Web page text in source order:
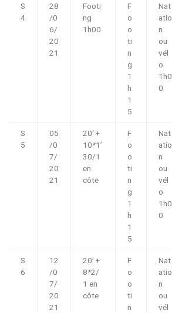
S
4
28
/0
6/
20
21
Footi
ng
1h00
F
o
o
ti
n
g
1
h
1
5
Nat
atio
n
ou
vél
o
1h0
0
S
5
05
/0
7/
20
21
20′ +
10*1’
30/1
en
côte
F
o
o
ti
n
g
1
h
1
5
Nat
atio
n
ou
vél
o
1h0
0
S
6
12
/0
7/
20
21
20′ +
8*2/
1 en
côte
F
o
o
ti
n
Nat
atio
n
ou
vél